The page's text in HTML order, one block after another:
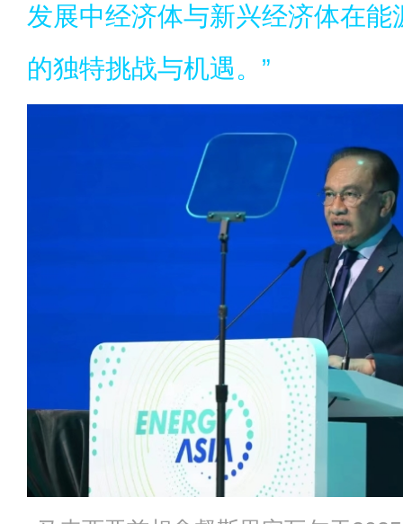
发展中经济体与新兴经济体在
的独特挑战与机遇。”